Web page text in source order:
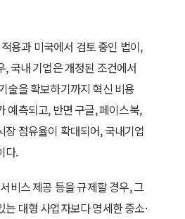
용과 미국에서 검토 중인 법이,
국내 기업은 개정된 조건에서
술을 확보하기까지 혁신 비용
예측되고, 반면 구글, 페이스북,
점유율이 확대되어, 국내기업
다.
비스 제공 등을 규제할 경우, 그
대형 사업자보다 영세한 중소·